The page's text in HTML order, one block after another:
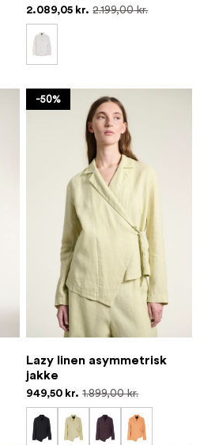
2.089,05 kr. 2.199,00 kr.
-50%
Lazy linen asymmetrisk
jakke
949,50 kr. 1.899,00 kr.